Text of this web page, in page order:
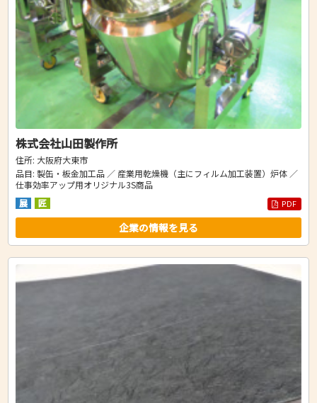
株式会社山田製作所
住所: 大阪府大東市
品目: 製缶・板金加工品 ／ 産業用乾燥機（主にフィルム加工装置）炉体 ／
仕事効率アップ用オリジナル3S商品
展
匠 PDF
企業の情報を見る